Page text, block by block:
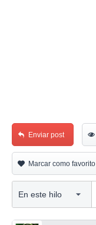
Enviar post
Marcar como favorito